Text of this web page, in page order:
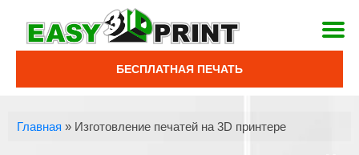
БЕСПЛАТНАЯ ПЕЧАТЬ
Главная » Изготовление печатей на 3D принтере